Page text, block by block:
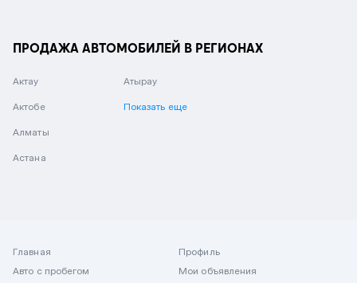
ПРОДАЖА АВТОМОБИЛЕЙ В РЕГИОНАХ
Актау
Актобе
Алматы
Астана
Атырау
Показать еще
Главная
Авто с пробегом
Профиль
Мои объявления